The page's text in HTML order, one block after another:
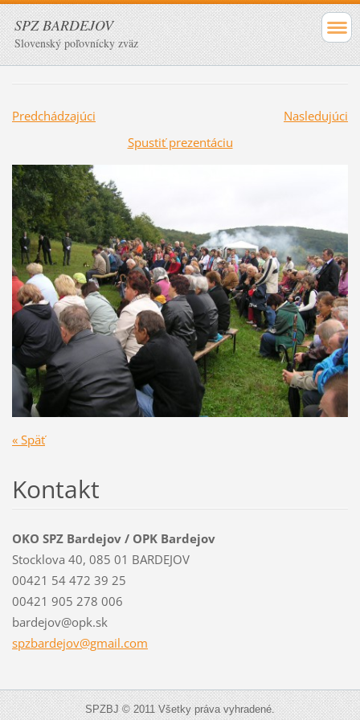
SPZ BARDEJOV
Slovenský poľovnícky zväz
Predchádzajúci
Nasledujúci
Spustiť prezentáciu
« Späť
Kontakt
OKO SPZ Bardejov / OPK Bardejov
Stocklova 40, 085 01 BARDEJOV
00421 54 472 39 25
00421 905 278 006
bardejov@opk.sk
spzbardejov@gmail.com
SPZBJ © 2011 Všetky práva vyhradené.